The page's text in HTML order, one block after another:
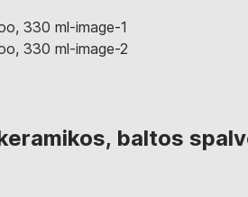
baltos